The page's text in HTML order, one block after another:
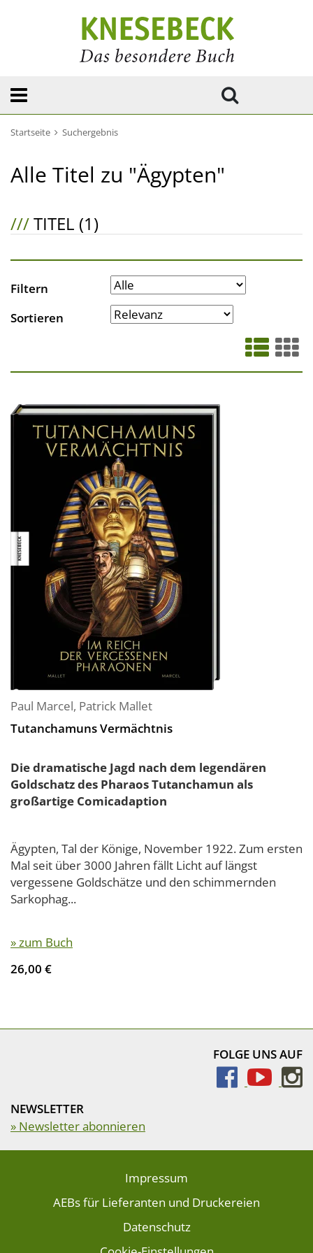
Startseite Suchergebnis
Alle Titel zu "Ägypten"
///TITEL (1)
Filtern
Sortieren
Paul Marcel, Patrick Mallet
Tutanchamuns Vermächtnis
Die dramatische Jagd nach dem legendären
Goldschatz des Pharaos Tutanchamun als
großartige Comicadaption
Ägypten, Tal der Könige, November 1922. Zum ersten
Mal seit über 3000 Jahren fällt Licht auf längst
vergessene Goldschätze und den schimmernden
Sarkophag...
» zum Buch
26,00 €
FOLGE UNS AUF
NEWSLETTER
» Newsletter abonnieren
Impressum
AEBs für Lieferanten und Druckereien
Datenschutz